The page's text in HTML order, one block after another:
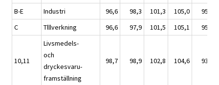
B-E
Industri 96,6 98,3 101,3 105,0 95,4
C
Tlllverkning 96,6 97,9 101,5 105,1 95,5
10,11
Livsmedels-
och
dryckesvaru-
framställning
98,7 98,9 102,8 104,6 93,8